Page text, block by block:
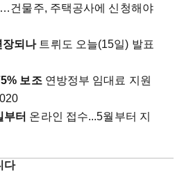
건물주, 주택공사에 신청해야
장되나트뤼도 오늘(15일) 발표
보조 연방정부 임대료 지원
부터 온라인 접수...5월부터 지
다